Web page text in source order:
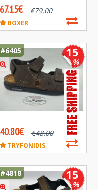
67.15€ €79.00
BOXER
40.80€ €48.00
TRYFONIDIS
#6405 15
%
#4818 15
%